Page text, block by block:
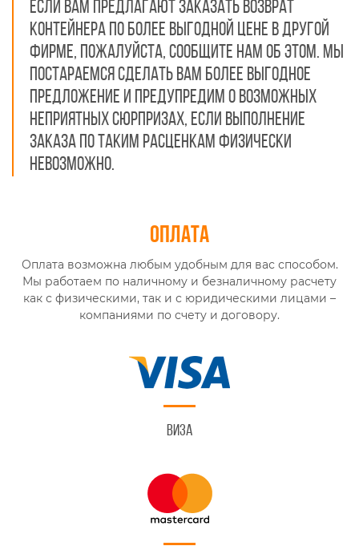
Если вам предлагают заказать возврат
контейнера по более выгодной цене в другой
фирме, пожалуйста, сообщите нам об этом. Мы
постараемся сделать вам более выгодное
предложение и предупредим о возможных
неприятных сюрпризах, если выполнение
заказа по таким расценкам физически
невозможно.
Оплата
Оплата возможна любым удобным для вас способом.
Мы работаем по наличному и безналичному расчету
как с физическими, так и с юридическими лицами –
компаниями по счету и договору.
Виза